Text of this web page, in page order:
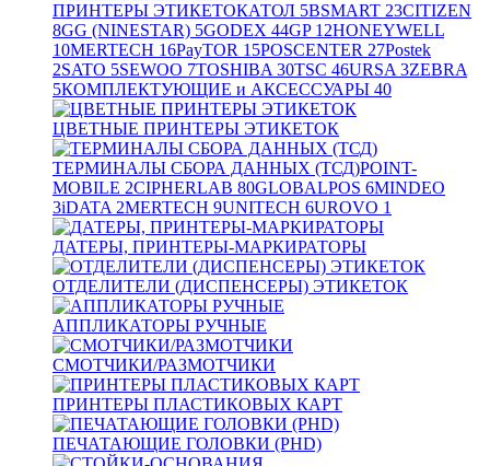
ПРИНТЕРЫ ЭТИКЕТОКАТОЛ 5BSMART 23CITIZEN
8GG (NINESTAR) 5GODEX 44GP12HONEYWELL
10MERTECH 16PayTOR 15POSCENTER 27Postek
2SATO 5SEWOO 7TOSHIBA 30TSC 46URSA 3ZEBRA
5КОМПЛЕКТУЮЩИЕ и АКСЕССУАРЫ 40
ЦВЕТНЫЕ ПРИНТЕРЫ ЭТИКЕТОК
ТЕРМИНАЛЫ СБОРА ДАННЫХ (ТСД)POINT-
MOBILE 2CIPHERLAB 80GLOBALPOS 6MINDEO
3iDATA 2MERTECH 9UNITECH 6UROVO 1
ДАТЕРЫ, ПРИНТЕРЫ-МАРКИРАТОРЫ
ОТДЕЛИТЕЛИ (ДИСПЕНСЕРЫ) ЭТИКЕТОК
АППЛИКАТОРЫ РУЧНЫЕ
СМОТЧИКИ/РАЗМОТЧИКИ
ПРИНТЕРЫ ПЛАСТИКОВЫХ КАРТ
ПЕЧАТАЮЩИЕ ГОЛОВКИ (PHD)